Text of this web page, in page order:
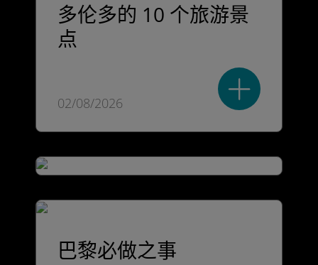
多伦多的 10 个旅游景
点
02/08/2026
巴黎必做之事